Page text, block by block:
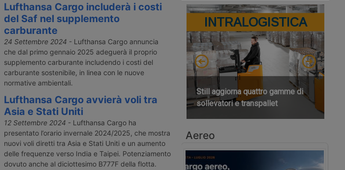
Lufthansa Cargo includerà i costi
del Saf nel supplemento
carburante
24 Settembre 2024 - Lufthansa Cargo annuncia
che dal primo gennaio 2025 adeguerà il proprio
supplemento carburante includendo i costi del
carburante sostenibile, in linea con le nuove
normative ambientali.
Lufthansa Cargo avvierà voli tra
Asia e Stati Uniti
12 Settembre 2024 - Lufthansa Cargo ha
presentato l’orario invernale 2024/2025, che mostra
nuovi voli diretti tra Asia e Stati Uniti e un aumento
delle frequenze verso India e Taipei. Potenziamento
dovuto anche al diciottesimo B777F della flotta.
INTRALOGISTICA
Still aggiorna quattro gamme di
sollevatori e transpallet
Aereo